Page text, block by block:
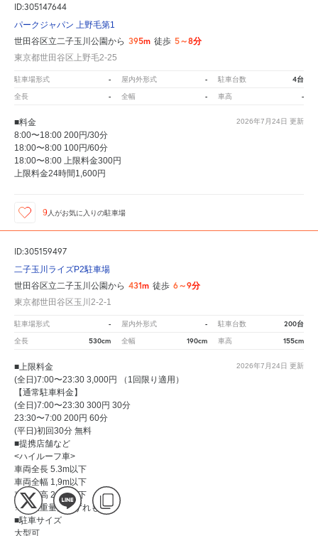
ID:305147644
パークジャパン 上野毛第1
世田谷区立二子玉川公園から 395m 徒歩 5～8分
東京都世田谷区上野毛2-25
駐車場形式 - 屋内外形式 - 駐車台数 4台
全長 - 全幅 - 車高 -
2026年7月24日 更新
■料金
8:00〜18:00 200円/30分
18:00〜8:00 100円/60分
18:00〜8:00 上限料金300円
上限料金24時間1,600円
9 人がお気に入りの駐車場
ID:305159497
二子玉川ライズP2駐車場
世田谷区立二子玉川公園から 431m 徒歩 6～9分
東京都世田谷区玉川2-2-1
駐車場形式 - 屋内外形式 - 駐車台数 200台
全長 530cm 全幅 190cm 車高 155cm
2026年7月24日 更新
■上限料金
(全日)7:00〜23:30 3,000円 （1回限り適用）
【通常駐車料金】
(全日)7:00〜23:30 300円 30分
23:30〜7:00 200円 60分
(平日)初回30分 無料
■提携店舗など
<ハイルーフ車>
車両全長 5.3m以下
車両全幅 1,9m以下
車両全高 2,0m以下
※制限重量はいずれも2.3
■駐車サイズ
大型可